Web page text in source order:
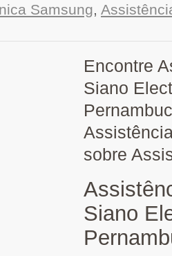
Samsung,
Encontre
Siano
sobre
Siano